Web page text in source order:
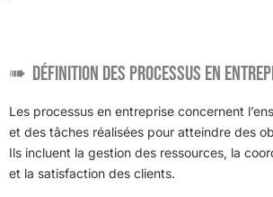
Définition des processus en
Les processus en entreprise concernent
et des tâches réalisées pour atteindre des
Ils incluent la gestion des ressources, la
et la satisfaction des clients.